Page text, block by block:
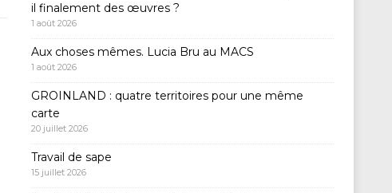
il finalement des œuvres ?
1 août 2026
Aux choses mêmes. Lucia Bru au MACS
1 août 2026
GROINLAND : quatre territoires pour une même
carte
20 juillet 2026
Travail de sape
15 juillet 2026